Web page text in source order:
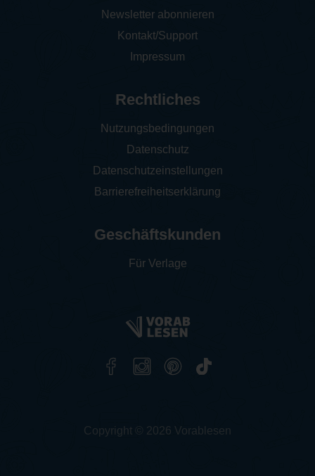
Newsletter abonnieren
Kontakt/Support
Impressum
Rechtliches
Nutzungsbedingungen
Datenschutz
Datenschutzeinstellungen
Barrierefreiheitserklärung
Geschäftskunden
Für Verlage
Copyright © 2026 Vorablesen